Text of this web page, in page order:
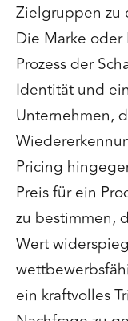
Zielgruppen zu
Die Marke
Prozess der
Identität und
Unternehmen,
Pricing
Preis für ein
zu bestimmen,
Wert
ein kraftvolles